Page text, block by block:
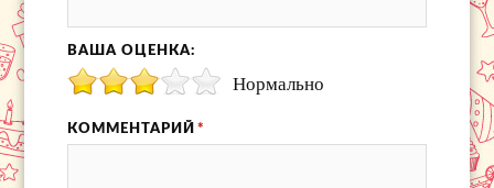
ВАША ОЦЕНКА:
Нормально
КОММЕНТАРИЙ *